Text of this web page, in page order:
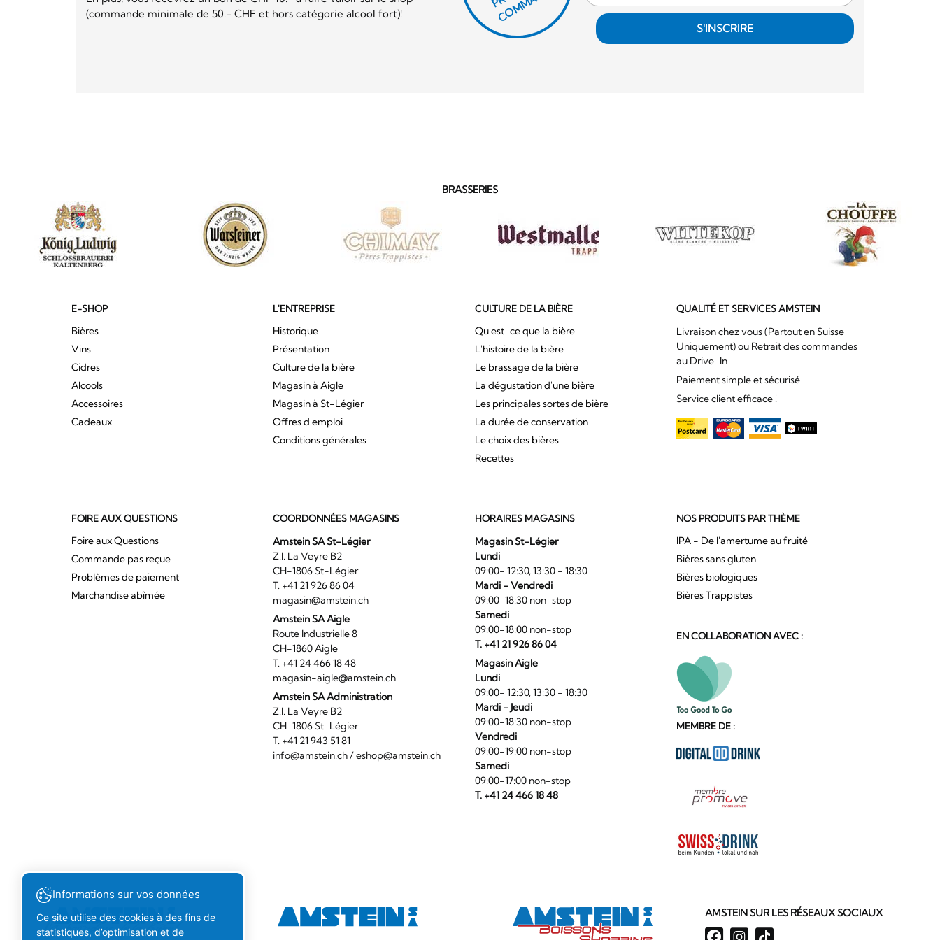
(commande minimale de 50.- CHF et hors catégorie alcool fort)!
S'INSCRIRE
BRASSERIES
E-SHOP
Bières
Vins
Cidres
Alcools
Accessoires
Cadeaux
L'ENTREPRISE
Historique
Présentation
Culture de la bière
Magasin à Aigle
Magasin à St-Légier
Offres d'emploi
Conditions générales
CULTURE DE LA BIÈRE
Qu'est-ce que la bière
L'histoire de la bière
Le brassage de la bière
La dégustation d'une bière
Les principales sortes de bière
La durée de conservation
Le choix des bières
Recettes
QUALITÉ ET SERVICES AMSTEIN
Livraison chez vous (Partout en Suisse
Uniquement) ou Retrait des commandes
au Drive-In
Paiement simple et sécurisé
Service client efficace !
FOIRE AUX QUESTIONS
Foire aux Questions
Commande pas reçue
Problèmes de paiement
Marchandise abîmée
COORDONNÉES MAGASINS
Amstein SA St-Légier
Z.I. La Veyre B2
CH-1806 St-Légier
T. +41 21 926 86 04
magasin@amstein.ch
Amstein SA Aigle
Route Industrielle 8
CH-1860 Aigle
T. +41 24 466 18 48
magasin-aigle@amstein.ch
Amstein SA Administration
Z.I. La Veyre B2
CH-1806 St-Légier
T. +41 21 943 51 81
info@amstein.ch/eshop@amstein.ch
HORAIRES MAGASINS
Magasin St-Légier
Lundi
09:00- 12:30, 13:30 - 18:30
Mardi - Vendredi
09:00-18:30 non-stop
Samedi
09:00-18:00 non-stop
T. +41 21 926 86 04
Magasin Aigle
Lundi
09:00- 12:30, 13:30 - 18:30
Mardi - Jeudi
09:00-18:30 non-stop
Vendredi
09:00-19:00 non-stop
Samedi
09:00-17:00 non-stop
T. +41 24 466 18 48
NOS PRODUITS PAR THÈME
IPA - De l'amertume au fruité
Bières sans gluten
Bières biologiques
Bières Trappistes
EN COLLABORATION AVEC :
MEMBRE DE :
AMSTEIN SUR LES RÉSEAUX SOCIAUX
Informations sur vos données
Ce site utilise des cookies à des fins de
statistiques, d’optimisation et de